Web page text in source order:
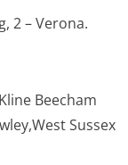
2 – Verona.
Beecham
Sussex